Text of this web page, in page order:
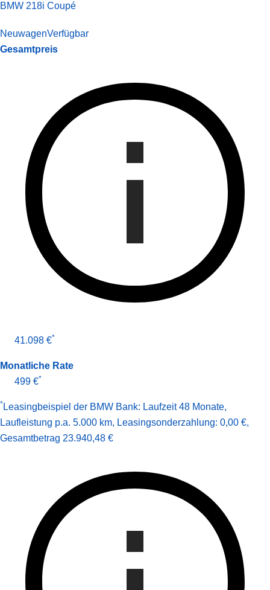
BMW 218i Coupé
NeuwagenVerfügbar
Gesamtpreis
41.098 €*
Monatliche Rate
499 €*
* Leasingbeispiel der BMW Bank: Laufzeit 48 Monate,
Laufleistung p.a. 5.000 km, Leasingsonderzahlung: 0,00 €,
Gesamt­betrag 23.940,48 €